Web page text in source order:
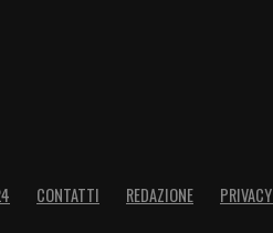
CONTATTI REDAZIONE